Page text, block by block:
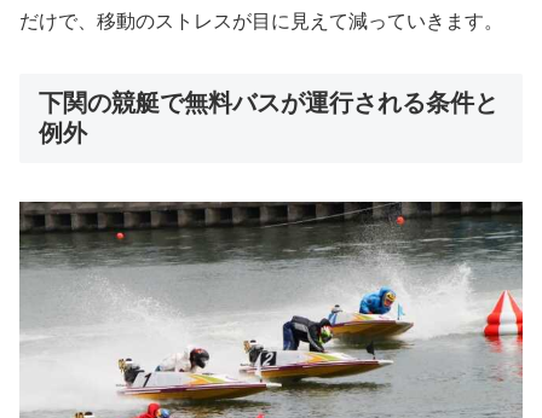
だけで、移動のストレスが目に見えて減っていきます。
下関の競艇で無料バスが運行される条件と
例外